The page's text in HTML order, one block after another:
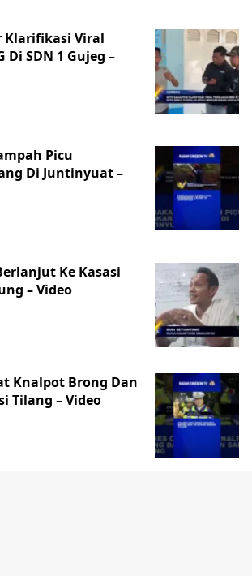
Klarifikasi Viral
Di SDN 1 Gujeg –
Picu
Di Juntinyuat –
Ke Kasasi
– Video
Knalpot Brong Dan
Tilang – Video